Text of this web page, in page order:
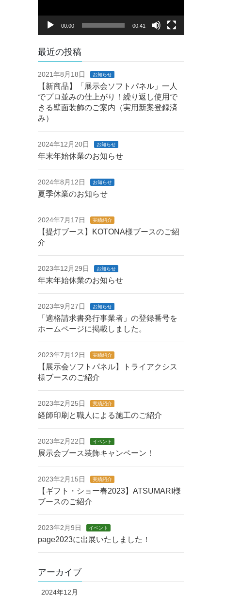
ヤ
00:00 00:41
最近の投稿
2021年8月18日 お知らせ
【新商品】「展示会ソフトパネル」一人
でプロ並みの仕上がり！繰り返し使用で
きる壁面装飾のご案内（実用新案登録済
み）
2024年12月20日 お知らせ
年末年始休業のお知らせ
2024年8月12日 お知らせ
夏季休業のお知らせ
2024年7月17日 実績紹介
【提灯ブース】KOTONA様ブースのご紹
介
2023年12月29日 お知らせ
年末年始休業のお知らせ
2023年9月27日 お知らせ
「適格請求書発行事業者」の登録番号を
ホームページに掲載しました。
2023年7月12日 実績紹介
【展示会ソフトパネル】トライアクシス
様ブースのご紹介
2023年2月25日 実績紹介
経師印刷と職人による施工のご紹介
2023年2月22日 イベント
展示会ブース装飾キャンペーン！
2023年2月15日 実績紹介
【ギフト・ショー春2023】ATSUMARI様
ブースのご紹介
2023年2月9日 イベント
page2023に出展いたしました！
アーカイブ
2024年12月